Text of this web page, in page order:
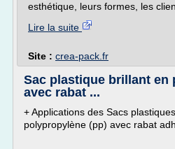
esthétique, leurs formes, les
Lire la suite
Site : crea-pack.fr
Sac plastique brillant en
avec rabat ...
+ Applications des Sacs
polypropylène (pp) avec rabat